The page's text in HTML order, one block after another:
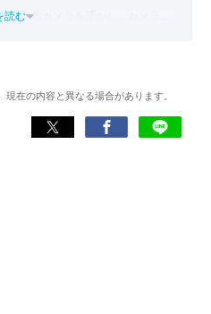
であるカメラを活かし、カメラや
を使いこなせるようになるコンテ
読む
在の内容と異なる場合があります。